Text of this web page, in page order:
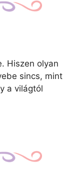
Hiszen olyan
sincs, mint
a világtól